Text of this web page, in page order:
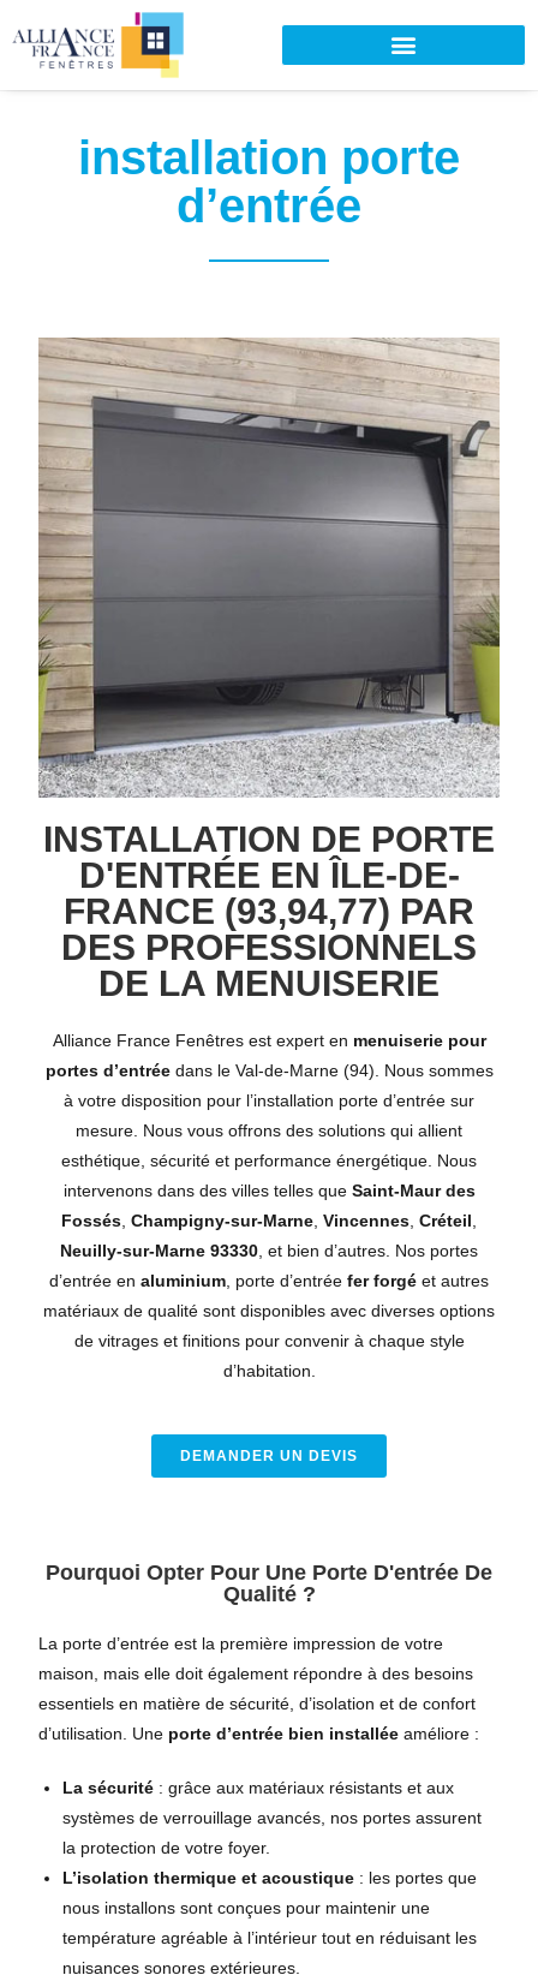
installation porte
d’entrée
INSTALLATION DE PORTE
D'ENTRÉE EN ÎLE-DE-
FRANCE (93,94,77) PAR
DES PROFESSIONNELS
DE LA MENUISERIE
Alliance France Fenêtres est expert en menuiserie pour
portes d’entréedans le Val-de-Marne (94). Nous sommes
à votre disposition pour l’installation porte d’entrée sur
mesure. Nous vous offrons des solutions qui allient
esthétique, sécurité et performance énergétique. Nous
intervenons dans des villes telles que Saint-Maur des
Fossés Champigny-sur-Marne Vincennes Créteil
Neuilly-sur-Marne 93330 , et bien d’autres. Nos portes
d’entrée en aluminium , porte d’entrée fer forgé et autres
matériaux de qualité sont disponibles avec diverses options
de vitrages et finitions pour convenir à chaque style
d’habitation.
DEMANDER UN DEVIS
Pourquoi Opter Pour Une Porte D'entrée De
Qualité ?
La porte d’entrée est la première impression de votre
maison, mais elle doit également répondre à des besoins
essentiels en matière de sécurité, d’isolation et de confort
d’utilisation. Une porte d’entrée bien installéeaméliore :
La sécurité : grâce aux matériaux résistants et aux
systèmes de verrouillage avancés, nos portes assurent
la protection de votre foyer.
L’isolation thermique et acoustique : les portes que
nous installons sont conçues pour maintenir une
température agréable à l’intérieur tout en réduisant les
nuisances sonores extérieures.